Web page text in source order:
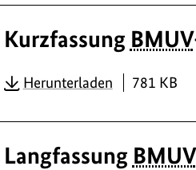
Kurzfassung BMUV
HerunterladenPDF781 KB
Langfassung BMUV